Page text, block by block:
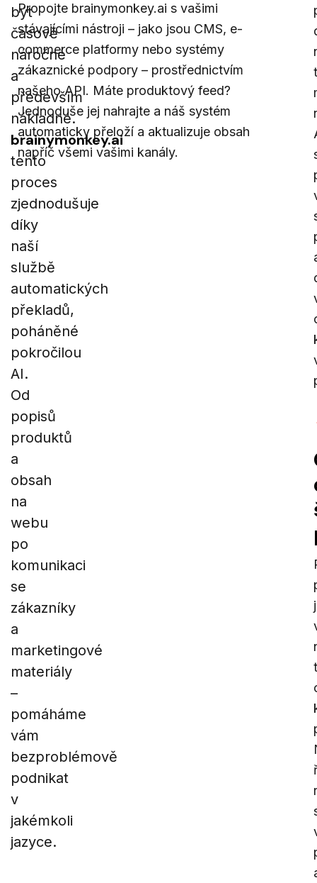
být
časově
náročné
a
především
nákladné.
brainymonkey.ai
tento
proces
zjednodušuje
díky
naší
službě
automatických
překladů,
poháněné
pokročilou
AI.
Od
popisů
produktů
a
obsah
na
webu
po
komunikaci
se
zákazníky
a
marketingové
materiály
–
pomáháme
vám
bezproblémově
podnikat
v
jakémkoli
jazyce.
Propojte brainymonkey.ai s vašimi
stávajícími nástroji – jako jsou CMS, e-
commerce platformy nebo systémy
zákaznické podpory – prostřednictvím
našeho API. Máte produktový feed?
Jednoduše jej nahrajte a náš systém
automaticky přeloží a aktualizuje obsah
napříč všemi vašimi kanály.